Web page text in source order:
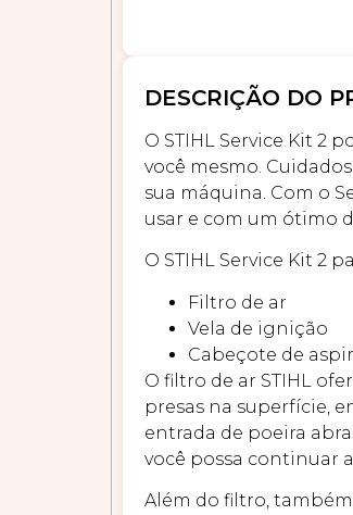
DESCRIÇÃO DO
O STIHL Service Kit 2
você mesmo.
sua máquina. Com o
usar e com um ótimo
O STIHL Service Kit 2
Filtro de ar
Vela de ignição
Cabeçote de
O filtro de ar STIHL
presas na superfície,
entrada de poeira
você possa continuar
Além do filtro,